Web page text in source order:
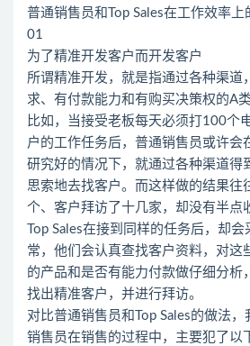
普通销售员和Top Sales在工作效率上
01
为了精准开发客户而开发客户
所谓精准开发，就是指通过各种渠道
求、有付款能力和有购买决策权的A类
比如，当接受老板每天必须打100个
户的工作任务后，普通销售员或许会
研究好的情况下，就通过各种渠道得
思索地去找客户。而这样做的结果往
个、客户拜访了十几家，却没有半点
Top Sales在接到同样的任务后，却
常，他们会认真查找客户资料，对这
的产品和是否有能力付款做仔细分析
找出精准客户，并进行拜访。
对比普通销售员和Top Sales的做法
销售员在销售的过程中，主要犯了以